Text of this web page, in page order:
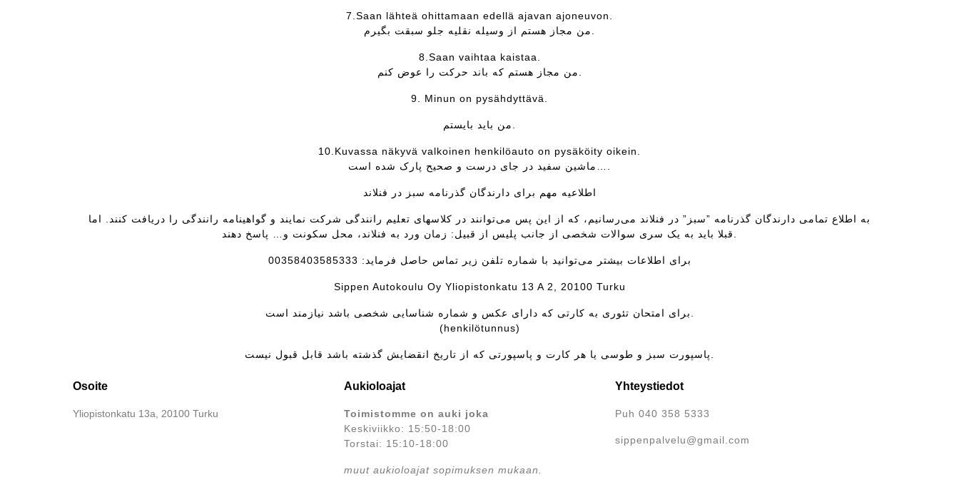
7.Saan lähteä ohittamaan edellä ajavan ajoneuvon.
8.Saan vaihtaa kaistaa.
9. Minun on pysähdyttävä.
10.Kuvassa näkyvä valkoinen henkilöauto on pysäköity oikein.
اطلاعیە مهم برای دارندگان گذرنامە سبز در فنلاند
بە اطلاع تمامی دارندگان گذرنامە ”سبز” در فنلاند می‌رسانیم، کە از این پس می‌توانند در کلاسهای تعلیم رانندگی شرکت نمایند و گواهینامە رانندگی را دریافت کنند. اما
برای اطلاعات بیشتر می‌توانید با شمارە تلفن زیر تماس حاصل فرماید: 00358403585333
Sippen Autokoulu Oy Yliopistonkatu 13 A 2, 20100 Turku
(henkilötunnus)
Osoite
Yliopistonkatu 13a, 20100 Turku
Aukioloajat
Toimistomme on auki joka
Keskiviikko: 15:50-18:00
Torstai: 15:10-18:00
muut aukioloajat sopimuksen mukaan.
Yhteystiedot
Puh 040 358 5333
sippenpalvelu@gmail.com